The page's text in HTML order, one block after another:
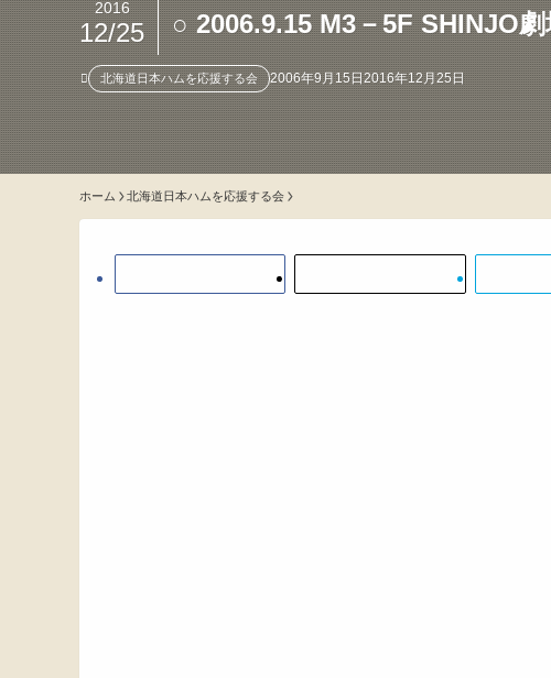
○ 2006.9.15 M3－5F SHINJO劇
2016
12/25
北海道日本ハムを応援する会 2006年9月15日2016年12月25日
ホーム 北海道日本ハムを応援する会